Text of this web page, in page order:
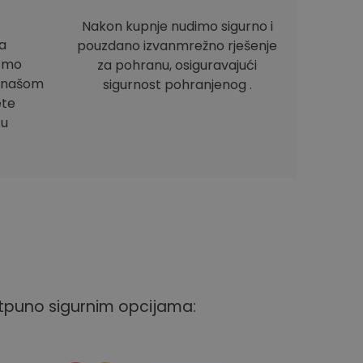
Nakon kupnje nudimo sigurno i
pouzdano izvanmrežno rješenje
za pohranu, osiguravajući
sigurnost pohranjenog .
sigurnim opcijama: